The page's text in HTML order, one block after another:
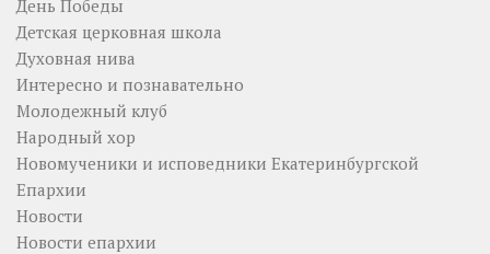
День Победы
Детская церковная школа
Духовная нива
Интересно и познавательно
Молодежный клуб
Народный хор
Новомученики и исповедники Екатеринбургской
Епархии
Новости
Новости епархии